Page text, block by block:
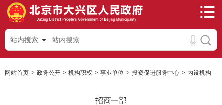
站内搜索
网站首页 > 政务公开 > 机构职权 > 事业单位 > 投资促进服务中心 > 内设机构
招商一部